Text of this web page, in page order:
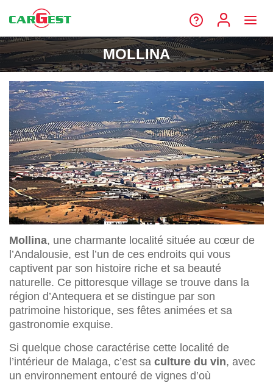
MOLLINA
Mollina, une charmante localité située au cœur de
l’Andalousie, est l’un de ces endroits qui vous
captivent par son histoire riche et sa beauté
naturelle. Ce pittoresque village se trouve dans la
région d’Antequera et se distingue par son
patrimoine historique, ses fêtes animées et sa
gastronomie exquise.
Si quelque chose caractérise cette localité de
l’intérieur de Malaga, c’est sa culture du vin, avec
un environnement entouré de vignes d’où